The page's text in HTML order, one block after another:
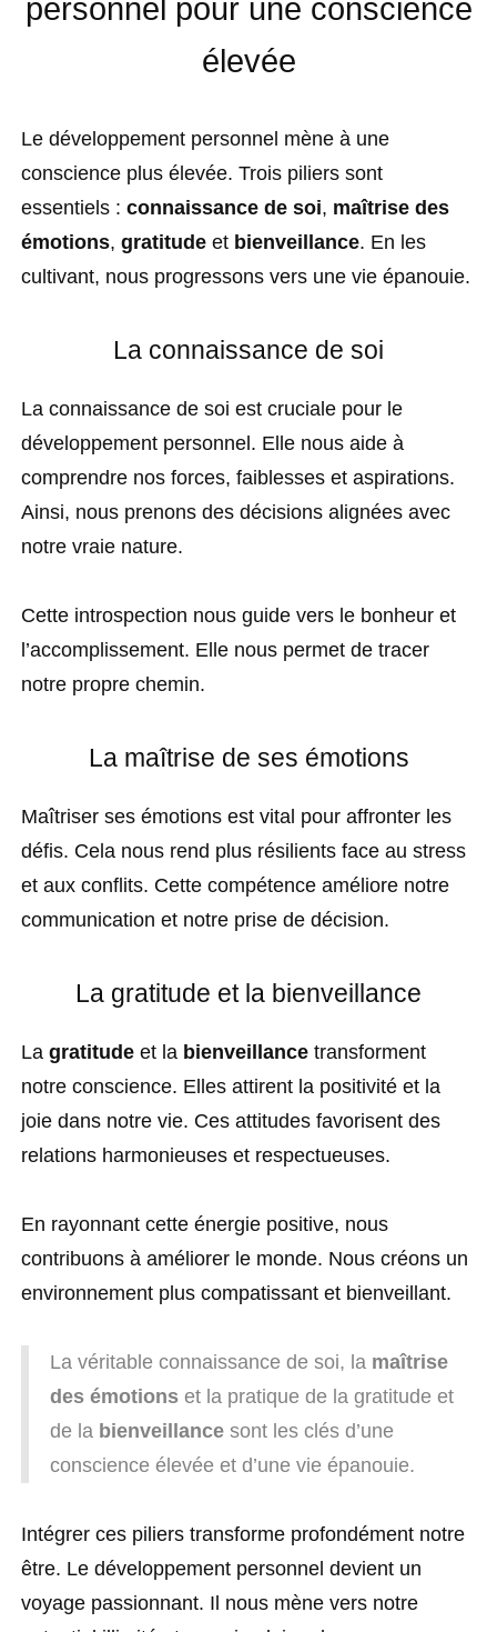
personnel pour une conscience
élevée
Le développement personnel mène à une
conscience plus élevée. Trois piliers sont
essentiels : connaissance de soi, maîtrise des
émotions, gratitude et bienveillance. En les
cultivant, nous progressons vers une vie épanouie.
La connaissance de soi
La connaissance de soi est cruciale pour le
développement personnel. Elle nous aide à
comprendre nos forces, faiblesses et aspirations.
Ainsi, nous prenons des décisions alignées avec
notre vraie nature.
Cette introspection nous guide vers le bonheur et
l’accomplissement. Elle nous permet de tracer
notre propre chemin.
La maîtrise de ses émotions
Maîtriser ses émotions est vital pour affronter les
défis. Cela nous rend plus résilients face au stress
et aux conflits. Cette compétence améliore notre
communication et notre prise de décision.
La gratitude et la bienveillance
La gratitude et la bienveillance transforment
notre conscience. Elles attirent la positivité et la
joie dans notre vie. Ces attitudes favorisent des
relations harmonieuses et respectueuses.
En rayonnant cette énergie positive, nous
contribuons à améliorer le monde. Nous créons un
environnement plus compatissant et bienveillant.
La véritable connaissance de soi, la maîtrise
des émotions et la pratique de la gratitude et
de la bienveillance sont les clés d’une
conscience élevée et d’une vie épanouie.
Intégrer ces piliers transforme profondément notre
être. Le développement personnel devient un
voyage passionnant. Il nous mène vers notre